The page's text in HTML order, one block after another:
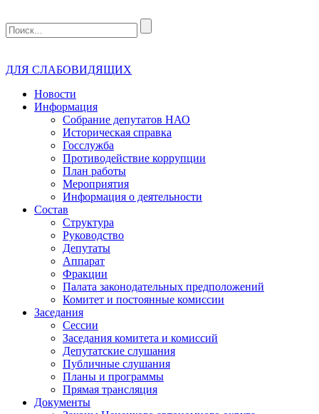
ДЛЯ СЛАБОВИДЯЩИХ
Новости
Информация
Собрание депутатов НАО
Историческая справка
Госслужба
Противодействие коррупции
План работы
Мероприятия
Информация о деятельности
Состав
Структура
Руководство
Депутаты
Аппарат
Фракции
Палата законодательных предположений
Комитет и постоянные комиссии
Заседания
Сессии
Заседания комитета и комиссий
Депутатские слушания
Публичные слушания
Планы и программы
Прямая трансляция
Документы